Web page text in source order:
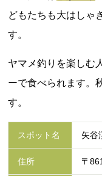
どもたちも大はしゃ
す。
ヤマメ釣りを楽しむ
ーで食べられます。
す。
スポット名 矢谷
住所 〒